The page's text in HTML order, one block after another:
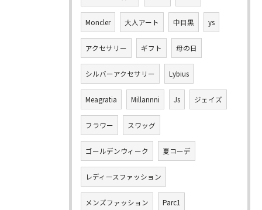
Moncler 大人アート 中目黒 ys
アクセサリー ギフト 母の日
シルバーアクセサリー Lybius
Meagratia Millannni Js ジェイズ
フラワー スワッグ
ゴールデンウィーク 夏コーデ
レディースファッション
メンズファッション Parc1